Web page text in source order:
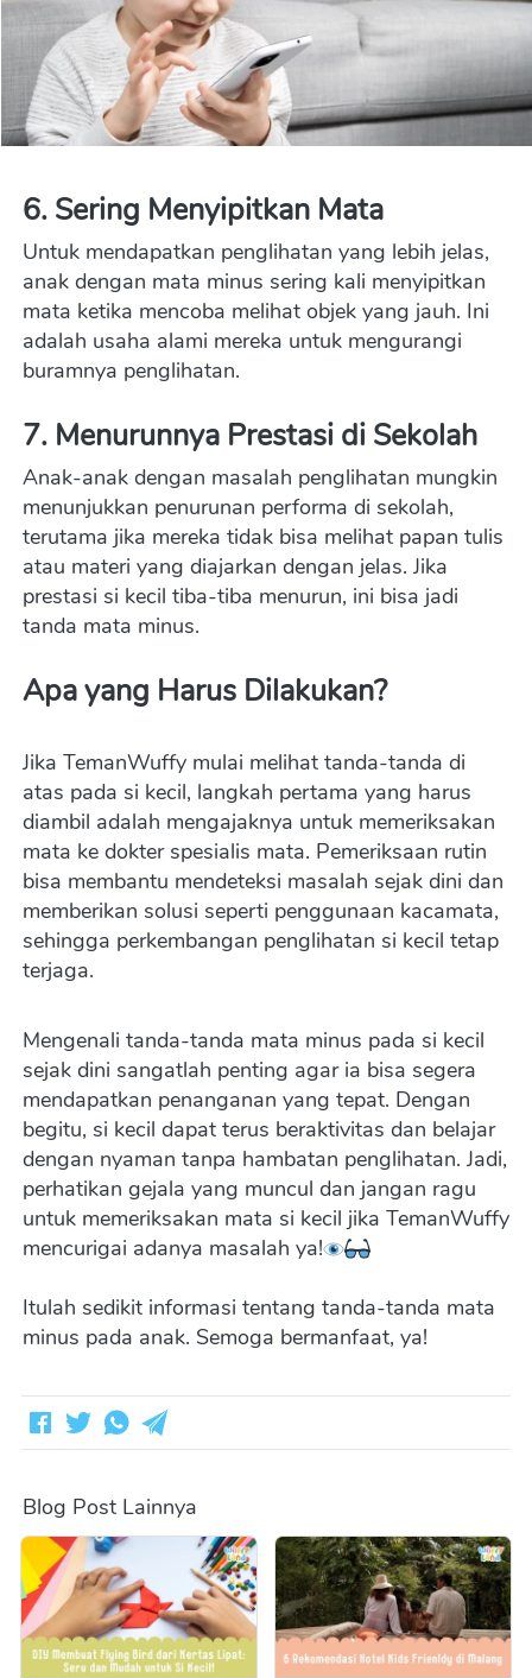
6. Sering Menyipitkan Mata
Untuk mendapatkan penglihatan yang lebih jelas,
anak dengan mata minus sering kali menyipitkan
mata ketika mencoba melihat objek yang jauh. Ini
adalah usaha alami mereka untuk mengurangi
buramnya penglihatan.
7. Menurunnya Prestasi di Sekolah
Anak-anak dengan masalah penglihatan mungkin
menunjukkan penurunan performa di sekolah,
terutama jika mereka tidak bisa melihat papan tulis
atau materi yang diajarkan dengan jelas. Jika
prestasi si kecil tiba-tiba menurun, ini bisa jadi
tanda mata minus.
Apa yang Harus Dilakukan?
Jika TemanWuffy mulai melihat tanda-tanda di
atas pada si kecil, langkah pertama yang harus
diambil adalah mengajaknya untuk memeriksakan
mata ke dokter spesialis mata. Pemeriksaan rutin
bisa membantu mendeteksi masalah sejak dini dan
memberikan solusi seperti penggunaan kacamata,
sehingga perkembangan penglihatan si kecil tetap
terjaga.
Mengenali tanda-tanda mata minus pada si kecil
sejak dini sangatlah penting agar ia bisa segera
mendapatkan penanganan yang tepat. Dengan
begitu, si kecil dapat terus beraktivitas dan belajar
dengan nyaman tanpa hambatan penglihatan. Jadi,
perhatikan gejala yang muncul dan jangan ragu
untuk memeriksakan mata si kecil jika TemanWuffy
mencurigai adanya masalah ya!
Itulah sedikit informasi tentang tanda-tanda mata
minus pada anak. Semoga bermanfaat, ya!
Blog Post Lainnya